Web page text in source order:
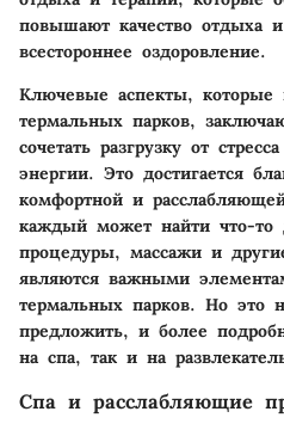
повышают качество отдыха
всестороннее оздоровление.
Ключевые аспекты, которые
термальных парков,
сочетать разгрузку от
энергии. Это достигается
комфортной и
каждый может найти что-то
процедуры, массажи и
являются важными
термальных парков. Но это
предложить, и более
на спа, так и на
Спа и расслабляющие